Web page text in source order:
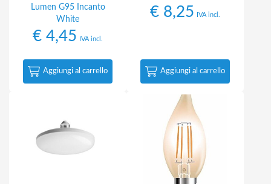
Lumen G95 Incanto
White
€ 4,45 IVA incl.
Aggiungi al carrello
€ 8,25 IVA incl.
Aggiungi al carrello